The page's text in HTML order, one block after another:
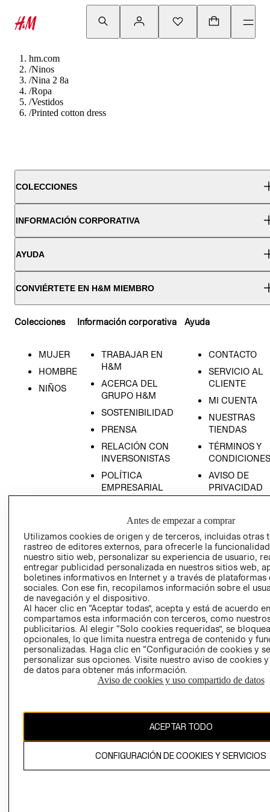
hm.com
/Ninos
/Nina 2 8a
/Ropa
/Vestidos
/Printed cotton dress
COLECCIONES
INFORMACIÓN CORPORATIVA
AYUDA
CONVIÉRTETE EN H&M MIEMBRO
Colecciones
MUJER
HOMBRE
NIÑOS
Información corporativa
TRABAJAR EN
H&M
ACERCA DEL
GRUPO H&M
SOSTENIBILIDAD
PRENSA
RELACIÓN CON
INVERSONISTAS
POLÍTICA
EMPRESARIAL
Ayuda
CONTACTO
SERVICIO AL
CLIENTE
MI CUENTA
NUESTRAS
TIENDAS
TÉRMINOS Y
CONDICIONES
AVISO DE
PRIVACIDAD
AVISO DE
COOKIES
LIBRO DE
Ecuador ($)
CAMBIAR REGIÓN
El contenido de esta página web está protegido por copyright y es
propiedad de H&M Hennes & Mauritz AB.
Antes de empezar a comprar
Utilizamos cookies de origen y de terceros, incluidas otras
rastreo de editores externos, para ofrecerle la
nuestro sitio web, personalizar su experiencia de usuario,
entregar publicidad personalizada en nuestros sitios web,
boletines informativos en Internet y a través de plataformas
sociales. Con ese fin, recopilamos información sobre el
de navegación y el dispositivo.
Al hacer clic en “Aceptar todas”, acepta y está de acuerdo
compartamos esta información con terceros, como
publicitarios. Al elegir “Solo cookies requeridas”, se
opcionales, lo que limita nuestra entrega de contenido y
personalizadas. Haga clic en “Configuración de cookies y
personalizar sus opciones. Visite nuestro aviso de cookies
de datos para obtener más información.
Aviso de cookies y uso compartido de datos
ACEPTAR TODO
CONFIGURACIÓN DE COOKIES Y SERVICIOS